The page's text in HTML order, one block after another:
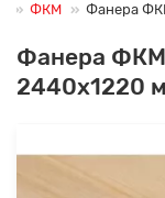
ФКМ Фанера
Фанера ФКМ
2440х1220